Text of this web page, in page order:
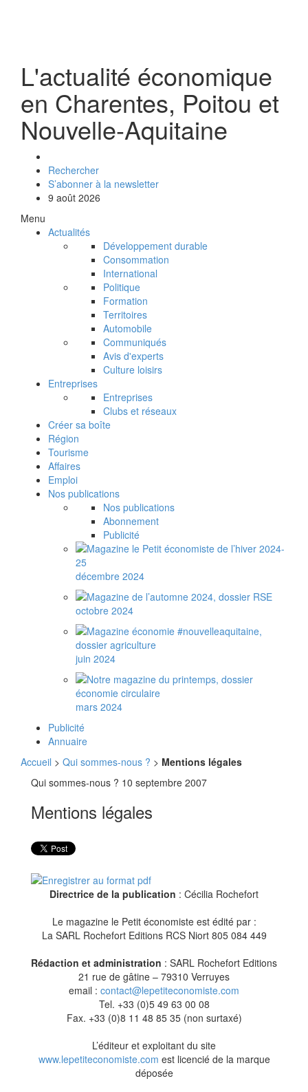
L'actualité économique
en Charentes, Poitou et
Nouvelle-Aquitaine
Rechercher
S’abonner à la newsletter
9 août 2026
Menu
Actualités
Développement durable
Consommation
International
Politique
Formation
Territoires
Automobile
Communiqués
Avis d'experts
Culture loisirs
Entreprises
Entreprises
Clubs et réseaux
Créer sa boîte
Région
Tourisme
Affaires
Emploi
Nos publications
Nos publications
Abonnement
Publicité
décembre 2024
octobre 2024
juin 2024
mars 2024
Publicité
Annuaire
Accueil > Qui sommes-nous ? > Mentions légales
Qui sommes-nous ? 10 septembre 2007
Mentions légales
Directrice de la publication : Cécilia Rochefort
Le magazine le Petit économiste est édité par :
La SARL Rochefort Editions RCS Niort 805 084 449
Rédaction et administration : SARL Rochefort Editions
21 rue de gâtine – 79310 Verruyes
email : contact@lepetiteconomiste.com
Tel. +33 (0)5 49 63 00 08
Fax. +33 (0)8 11 48 85 35 (non surtaxé)
L’éditeur et exploitant du site
www.lepetiteconomiste.com est licencié de la marque
déposée